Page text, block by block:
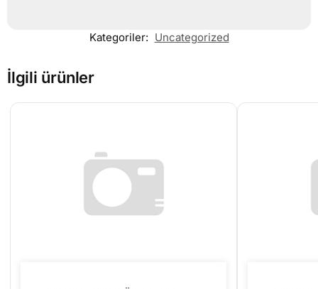
Kategoriler: Uncategorized
İlgili ürünler